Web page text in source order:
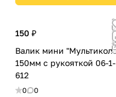
150 ₽
Валик мини "Мультиколор"
150мм с рукояткой 06-1-
612
0 0